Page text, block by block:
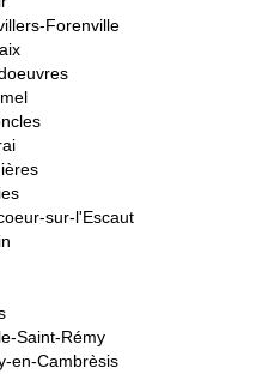
Forenville
sur-l'Escaut
Saint-Rémy
en-Cambrèsis